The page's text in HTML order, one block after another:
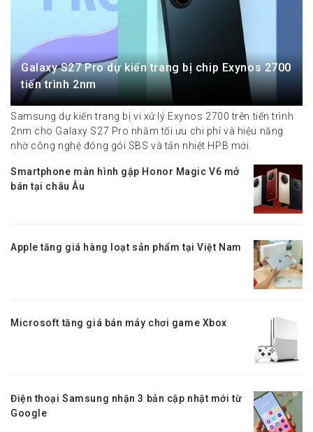
Galaxy S27 Pro dự kiến trang bị chip Exynos 2700
tiến trình 2nm
Samsung dự kiến trang bị vi xử lý Exynos 2700 trên tiến trình
2nm cho Galaxy S27 Pro nhằm tối ưu chi phí và hiệu năng
nhờ công nghệ đóng gói SBS và tản nhiệt HPB mới.
Smartphone màn hình gập Honor Magic V6 mở
bán tại châu Âu
Apple tăng giá hàng loạt sản phẩm tại Việt Nam
Microsoft tăng giá bán máy chơi game Xbox
Điện thoại Samsung nhận 3 bản cập nhật mới từ
Google